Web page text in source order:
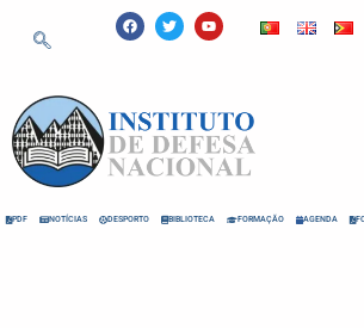
F
a
c
k
T
w
i
Y
o
u
PDF NOTÍCIAS DESPORTO BIBLIOTECA FORMAÇÃO AGENDA